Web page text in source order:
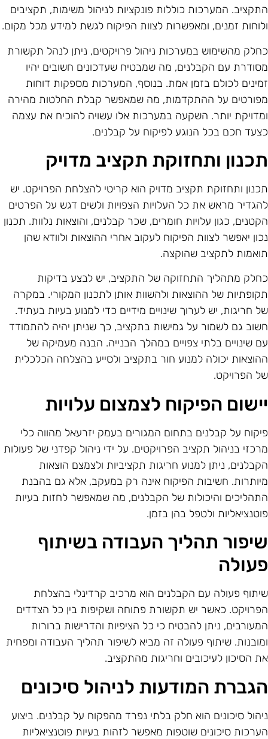
המערכות כוללות פונקציות לניהול משימות, תקציבים
זמנים, ומאפשרות לצוות הפיקוח לגשת למידע מכל מקום.
מהשימוש במערכות ניהול פרויקטים, ניתן לנהל תקשורת
עם הקבלנים, מה שמבטיח שעדכונים חשובים יהיו
לכולם בזמן אמת. בנוסף, המערכות מספקות דוחות
על ההתקדמות, מה שמאפשר קבלת החלטות מהירה
יותר. השקעה במערכות אלו עשויה להוכיח את עצמה
חכם בכל הנוגע לפיקוח על קבלנים.
ותחזוקת תקציב מדויק
ותחזוקת תקציב מדויק הוא קריטי להצלחת הפרויקט. יש
מראש את כל העלויות הצפויות ולשים דגש על הפרטים
כגון עלויות חומרים, שכר קבלנים, והוצאות נלוות. תכנון
יאפשר לצוות הפיקוח לעקוב אחרי ההוצאות ולוודא שהן
לתקציב שהוקצה.
מתהליך התחזוקה של התקציב, יש לבצע בדיקות
של ההוצאות ולהשוות אותן לתכנון המקורי. במקרה
חריגות, יש לערוך שינויים מידיים כדי למנוע בעיות בעתיד.
גם לשמור על גמישות בתקציב, כך שניתן יהיה להתמודד
שינויים בלתי צפויים במהלך הבנייה. הבנה מעמיקה של
יכולה למנוע חור בתקציב ולסייע בהצלחה הכלכלית
הפרויקט.
הפיקוח לצמצום עלויות
על קבלנים בתחום המגורים בעמק יזרעאל מהווה כלי
בניהול תקציב הפרויקטים. על ידי ניהול קפדני של פעולות
ניתן למנוע חריגות תקציביות ולצמצם הוצאות
חשיבות הפיקוח אינה רק במעקב, אלא גם בהבנת
והיכולות של הקבלנים, מה שמאפשר לחזות בעיות
ולטפל בהן בזמן.
תהליך העבודה בשיתוף
פעולה עם הקבלנים הוא מרכיב קרדינלי בהצלחת
כאשר יש תקשורת פתוחה ושקיפות בין כל הצדדים
ניתן להבטיח כי כל הציפיות והדרישות ברורות
שיתוף פעולה זה מביא לשיפור תהליך העבודה ומפחית
הסיכון לעיכובים וחריגות מהתקציב.
המודעות לניהול סיכונים
סיכונים הוא חלק בלתי נפרד מהפקוח על קבלנים. ביצוע
סיכונים שוטפות מאפשר לזהות בעיות פוטנציאליות